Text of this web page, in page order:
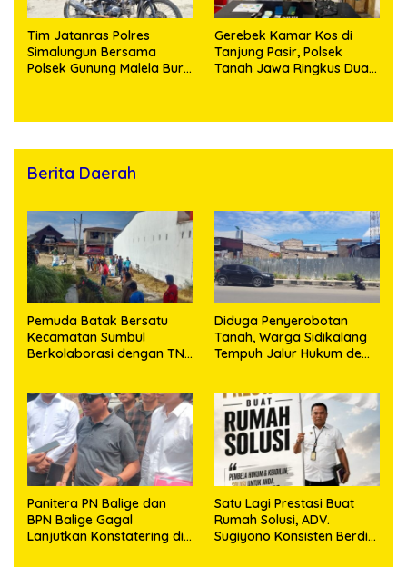
Tim Jatanras Polres
Simalungun Bersama
Polsek Gunung Malela Buru
Gerebek Kamar Kos di
Tanjung Pasir, Polsek
Tanah Jawa Ringkus Dua
Berita Daerah
Pemuda Batak Bersatu
Kecamatan Sumbul
Berkolaborasi dengan TNI
023/KS dan HUT Ke-81
Kemerdekaan RI
Diduga Penyerobotan
Tanah, Warga Sidikalang
Tempuh Jalur Hukum demi
Panitera PN Balige dan
BPN Balige Gagal
Lanjutkan Konstatering di
Satu Lagi Prestasi Buat
Rumah Solusi, ADV.
Sugiyono Konsisten Berdiri